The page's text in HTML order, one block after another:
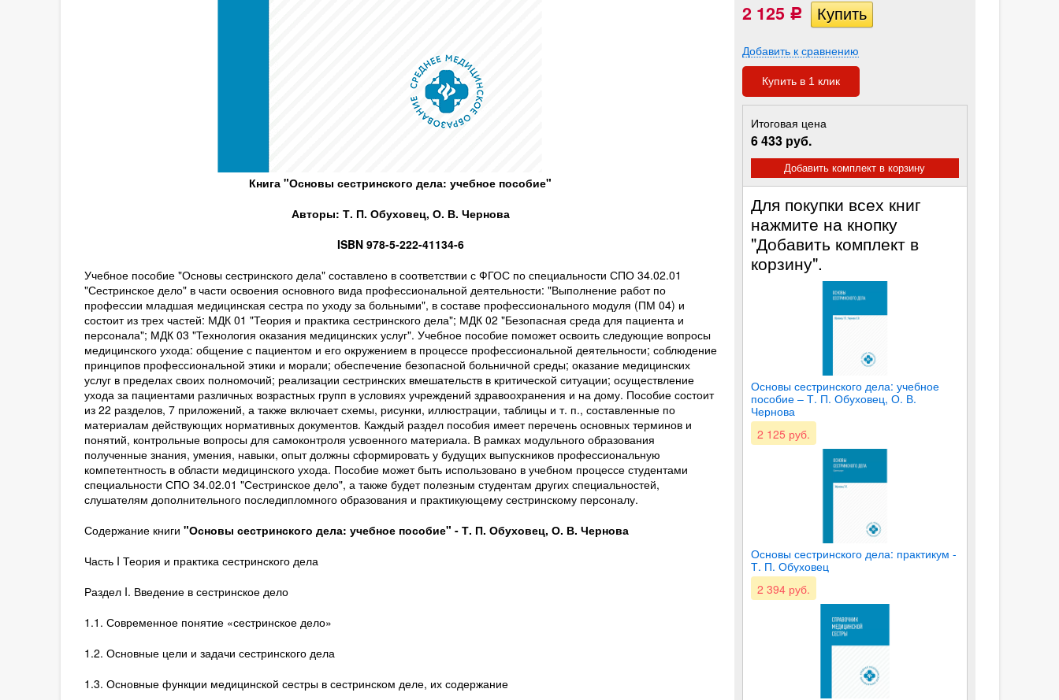
2 125 Р
Добавить к сравнению
Купить в 1 клик
Итоговая цена
6 433 руб.
Добавить комплект в корзину
Для покупки всех книг
нажмите на кнопку
"Добавить комплект в
корзину".
Основы сестринского дела: учебное
пособие – Т. П. Обуховец, О. В.
Чернова
2 125 руб.
Основы сестринского дела: практикум -
Т. П. Обуховец
2 394 руб.
Книга "Основы сестринского дела: учебное пособие"
Авторы: Т. П. Обуховец, О. В. Чернова
ISBN 978-5-222-41134-6
Учебное пособие "Основы сестринского дела" составлено в соответствии с ФГОС по специальности СПО 34.02.01
"Сестринское дело" в части освоения основного вида профессиональной деятельности: "Выполнение работ по
профессии младшая медицинская сестра по уходу за больными", в составе профессионального модуля (ПМ 04) и
состоит из трех частей: МДК 01 "Теория и практика сестринского дела"; МДК 02 "Безопасная среда для пациента и
персонала"; МДК 03 "Технология оказания медицинских услуг". Учебное пособие поможет освоить следующие вопросы
медицинского ухода: общение с пациентом и его окружением в процессе профессиональной деятельности; соблюдение
принципов профессиональной этики и морали; обеспечение безопасной больничной среды; оказание медицинских
услуг в пределах своих полномочий; реализации сестринских вмешательств в критической ситуации; осуществление
ухода за пациентами различных возрастных групп в условиях учреждений здравоохранения и на дому. Пособие состоит
из 22 разделов, 7 приложений, а также включает схемы, рисунки, иллюстрации, таблицы и т. п., составленные по
материалам действующих нормативных документов. Каждый раздел пособия имеет перечень основных терминов и
понятий, контрольные вопросы для самоконтроля усвоенного материала. В рамках модульного образования
полученные знания, умения, навыки, опыт должны сформировать у будущих выпускников профессиональную
компетентность в области медицинского ухода. Пособие может быть использовано в учебном процессе студентами
специальности СПО 34.02.01 "Сестринское дело", а также будет полезным студентам других специальностей,
слушателям дополнительного последипломного образования и практикующему сестринскому персоналу.
Содержание книги "Основы сестринского дела: учебное пособие" - Т. П. Обуховец, О. В. Чернова
Часть I Теория и практика сестринского дела
Раздел I. Введение в сестринское дело
1.1. Современное понятие «сестринское дело»
1.2. Основные цели и задачи сестринского дела
1.3. Основные функции медицинской сестры в сестринском деле, их содержание